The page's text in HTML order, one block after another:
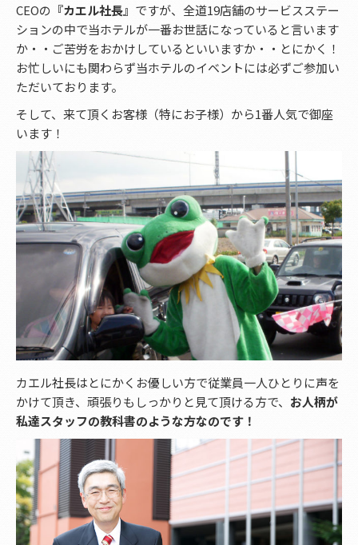
CEOの 『カエル社長』 ですが、全道19店舗のサービスステー
ションの中で当ホテルが一番お世話になっていると言います
か・・ご苦労をおかけしているといいますか・・とにかく！
お忙しいにも関わらず当ホテルのイベントには必ずご参加い
ただいております。
そして、来て頂くお客様（特にお子様）から1番人気で御座
います！
カエル社長はとにかくお優しい方で従業員一人ひとりに声を
かけて頂き、頑張りもしっかりと見て頂ける方で、 お人柄が
私達スタッフの教科書のような方なのです！